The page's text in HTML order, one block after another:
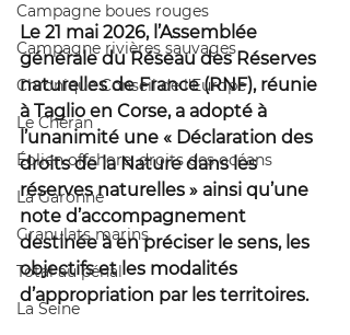
Campagne boues rouges
Campagne rivières sauvages
Chronique Conseil de l'Europe
Le Chéran
Éolien offshore, droits des océans
La Garonne
Granulats marins
Total au pénal
La Seine
Le 21 mai 2026, l’Assemblée
générale du Réseau des Réserves
naturelles de France (RNF), réunie
à Taglio en Corse, a adopté à
l’unanimité une « Déclaration des
droits de la Nature dans les
réserves naturelles » ainsi qu’une
note d’accompagnement
destinée à en préciser le sens, les
objectifs et les modalités
d’appropriation par les territoires.